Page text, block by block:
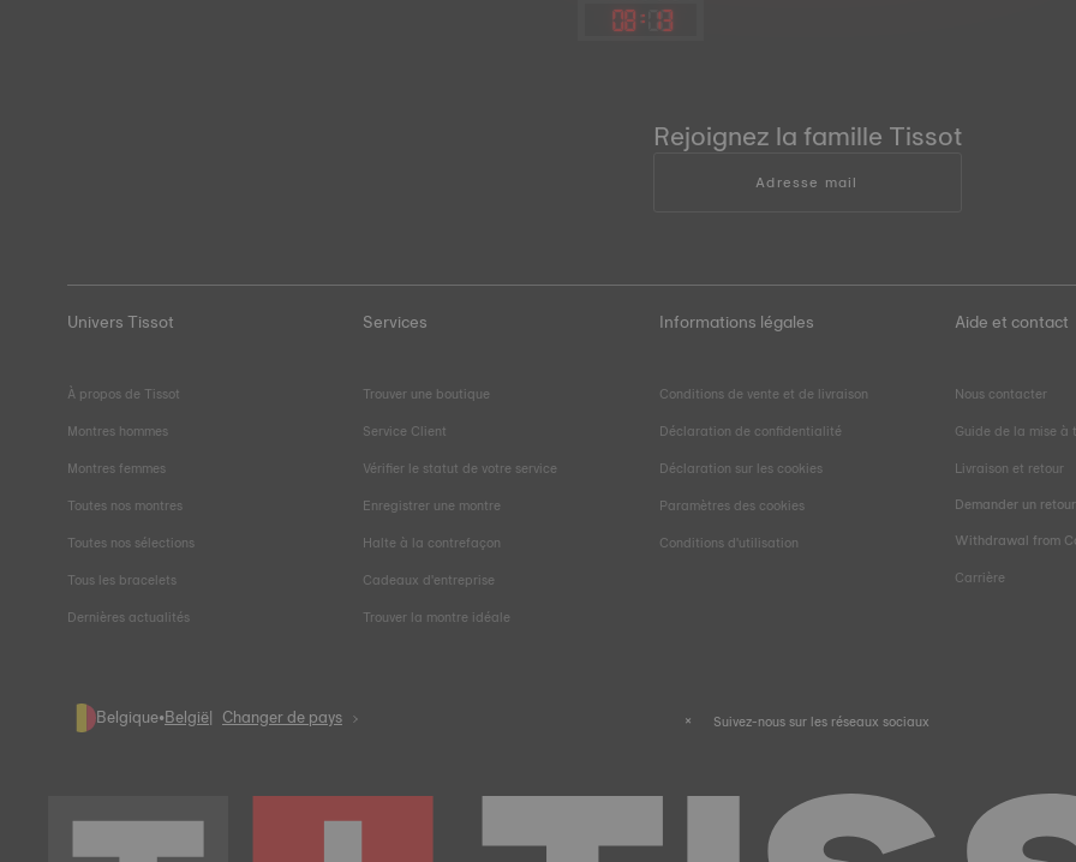
08: 13
Rejoignez la famille Tissot
Adresse mail
Univers Tissot
À propos de Tissot
Montres hommes
Montres femmes
Toutes nos montres
Toutes nos sélections
Tous les bracelets
Dernières actualités
Services
Trouver une boutique
Service Client
Vérifier le statut de votre service
Enregistrer une montre
Halte à la contrefaçon
Cadeaux d'entreprise
Trouver la montre idéale
Informations légales
Conditions de vente et de livraison
Déclaration de confidentialité
Déclaration sur les cookies
Paramètres des cookies
Conditions d'utilisation
Aide et contact
Nous contacter
Guide de la mise à
Livraison et retour
Demander un retour
Withdrawal from
Carrière
Belgique•België Changer de pays Suivez-nous sur les réseaux sociaux